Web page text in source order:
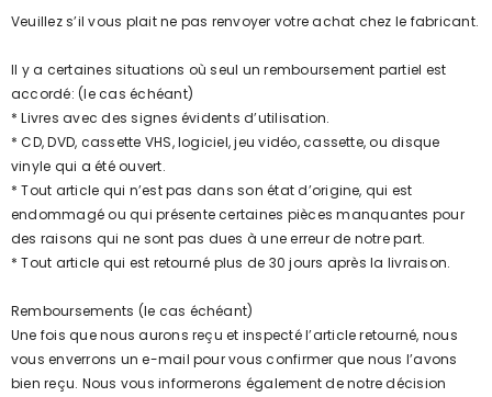
Veuillez s’il vous plait ne pas renvoyer votre achat chez le fabricant.
Il y a certaines situations où seul un remboursement partiel est
accordé: (le cas échéant)
* Livres avec des signes évidents d’utilisation.
* CD, DVD, cassette VHS, logiciel, jeu vidéo, cassette, ou disque
vinyle qui a été ouvert.
* Tout article qui n’est pas dans son état d’origine, qui est
endommagé ou qui présente certaines pièces manquantes pour
des raisons qui ne sont pas dues à une erreur de notre part.
* Tout article qui est retourné plus de 30 jours après la livraison.
Remboursements (le cas échéant)
Une fois que nous aurons reçu et inspecté l’article retourné, nous
vous enverrons un e-mail pour vous confirmer que nous l’avons
bien reçu. Nous vous informerons également de notre décision